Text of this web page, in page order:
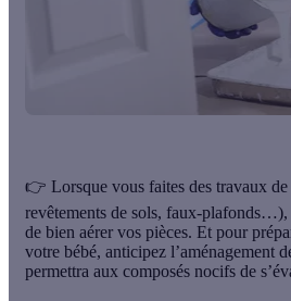
👉 Lorsque vous faites des travaux
revêtements de sols, faux-
de bien aérer vos pièces. Et pour
votre bébé, anticipez l’aménagement
permettra aux composés nocifs de